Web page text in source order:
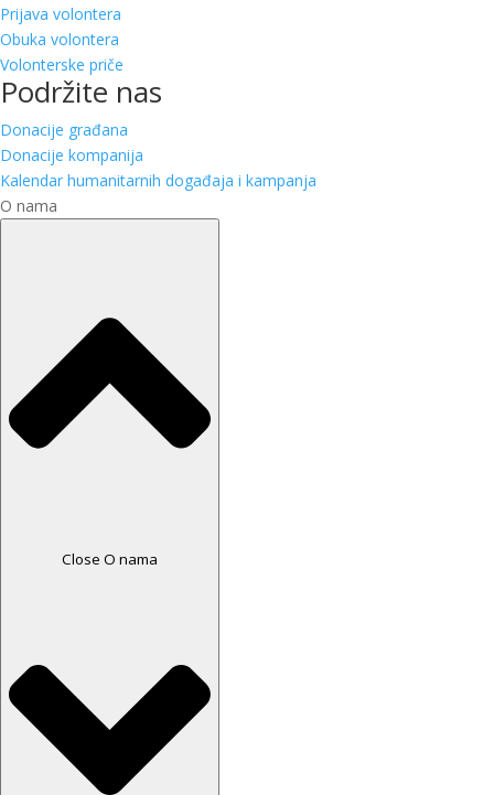
Prijava volontera
Obuka volontera
Volonterske priče
Podržite nas
Donacije građana
Donacije kompanija
Kalendar humanitarnih događaja i kampanja
O nama
Close O nama